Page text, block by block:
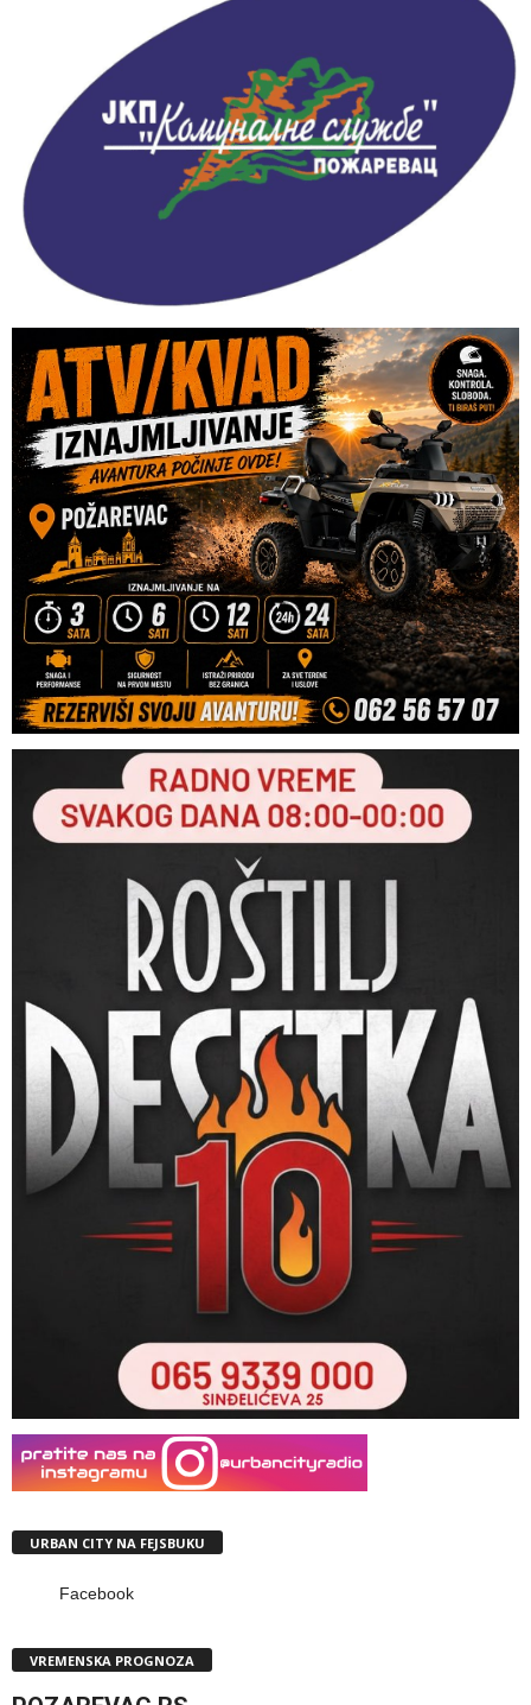
URBAN CITY NA FEJSBUKU
Facebook
VREMENSKA PROGNOZA